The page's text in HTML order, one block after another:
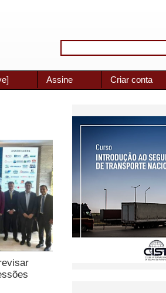
Assine Criar conta